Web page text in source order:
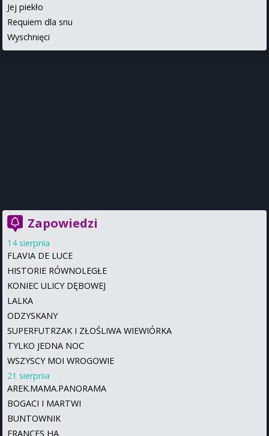
Jej piekło
Requiem dla snu
Wyschnięci
Zapowiedzi
14 sierpnia
FLAVIA DE LUCE
HISTORIE RÓWNOLEGŁE
KONIEC ULICY DĘBOWEJ
LALKA
ODZYSKANY
SUPERFUTRZAK I ZŁOŚLIWA WIEWIÓRKA
TYLKO JEDNA NOC
WSZYSCY MOI WROGOWIE
21 sierpnia
AREK.MAMA.PANORAMA
BOGACI I MARTWI
BUNTOWNIK
FRANCES HA